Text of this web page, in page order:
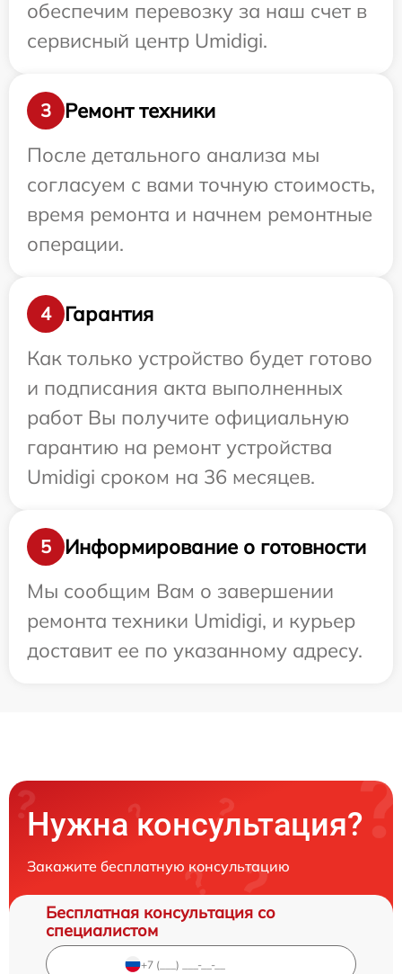
обеспечим перевозку за наш счет в
сервисный центр Umidigi.
3
Ремонт техники
После детального анализа мы
согласуем с вами точную стоимость,
время ремонта и начнем ремонтные
операции.
4
Гарантия
Как только устройство будет готово
и подписания акта выполненных
работ Вы получите официальную
гарантию на ремонт устройства
Umidigi сроком на 36 месяцев.
5
Информирование о готовности
Мы сообщим Вам о завершении
ремонта техники Umidigi, и курьер
доставит ее по указанному адресу.
Нужна консультация?
Закажите бесплатную консультацию
Бесплатная консультация со
специалистом